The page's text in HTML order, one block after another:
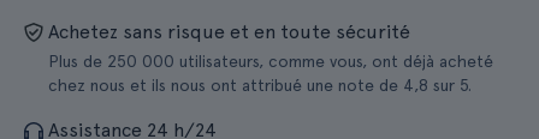
Achetez sans risque et en toute sécurité
Plus de 250 000 utilisateurs, comme vous, ont déjà acheté
chez nous et ils nous ont attribué une note de 4,8 sur 5.
Assistance 24 h/24